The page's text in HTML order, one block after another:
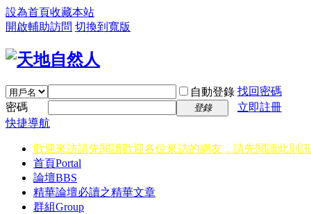
設為首頁收藏本站
開啟輔助訪問 切換到寬版
自動登錄 找回密碼
密碼
登錄
立即註冊
快捷導航
歡迎來訪請先閱讀歡迎各位來訪的網友，請先閱讀此則
首頁Portal
論壇BBS
精華論壇必讀之精華文章
群組Group